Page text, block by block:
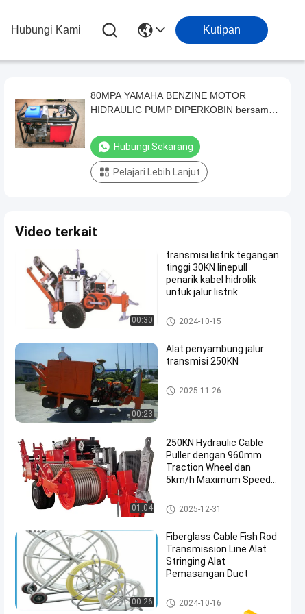
Hubungi Kami Kutipan
80MPA YAMAHA BENZINE MOTOR
HIDRAULIC PUMP DIPERKOBIN bersama
CRIMPING ACSR
Hubungi Sekarang
Pelajari Lebih Lanjut
Video terkait
00:30
transmisi listrik tegangan
tinggi 30KN linepull
penarik kabel hidrolik
untuk jalur listrik
Transmission Line Merangkai
Alat
2024-10-15
00:23
Alat penyambung jalur
transmisi 250KN
Transmission Line Merangkai
Alat
2025-11-26
01:04
250KN Hydraulic Cable
Puller dengan 960mm
Traction Wheel dan
5km/h Maximum Speed
Construction
Transmission Line Merangkai
Alat
2025-12-31
00:26
Fiberglass Cable Fish Rod
Transmission Line Alat
Stringing Alat
Pemasangan Duct
Transmission Line Merangkai
Alat
2024-10-16